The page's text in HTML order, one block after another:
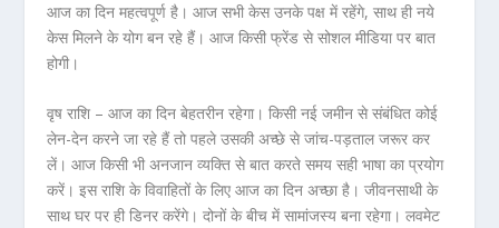
आज का दिन महत्वपूर्ण है। आज सभी केस उनके पक्ष में रहेंगे, साथ ही नये
केस मिलने के योग बन रहे हैं। आज किसी फ्रेंड से सोशल मीडिया पर बात
होगी।
वृष राशि – आज का दिन बेहतरीन रहेगा। किसी नई जमीन से संबंधित कोई
लेन-देन करने जा रहे हैं तो पहले उसकी अच्छे से जांच-पड़ताल जरूर कर
लें। आज किसी भी अनजान व्यक्ति से बात करते समय सही भाषा का प्रयोग
करें। इस राशि के विवाहितों के लिए आज का दिन अच्छा है। जीवनसाथी के
साथ घर पर ही डिनर करेंगे। दोनों के बीच में सामांजस्य बना रहेगा। लवमेट